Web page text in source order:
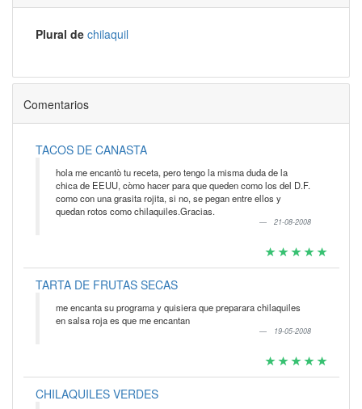
Plural de chilaquil
Comentarios
TACOS DE CANASTA
hola me encantò tu receta, pero tengo la misma duda de la
chica de EEUU, còmo hacer para que queden como los del D.F.
como con una grasita rojita, si no, se pegan entre ellos y
quedan rotos como chilaquiles.Gracias.
21-08-2008
TARTA DE FRUTAS SECAS
me encanta su programa y quisiera que preparara chilaquiles
en salsa roja es que me encantan
19-05-2008
CHILAQUILES VERDES